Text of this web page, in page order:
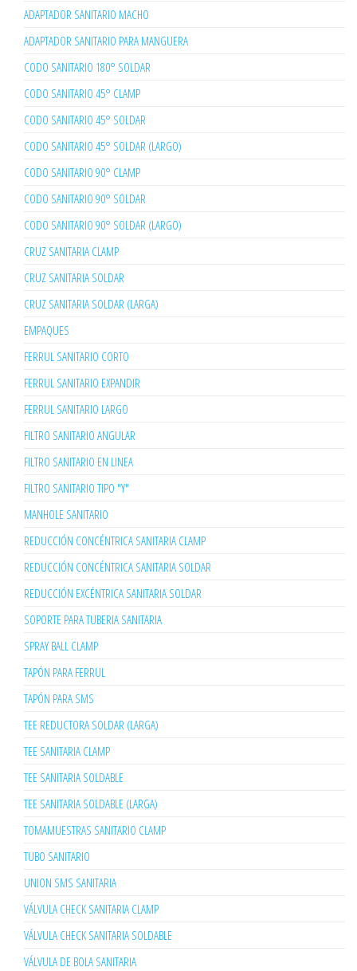
ADAPTADOR SANITARIO MACHO
ADAPTADOR SANITARIO PARA MANGUERA
CODO SANITARIO 180° SOLDAR
CODO SANITARIO 45° CLAMP
CODO SANITARIO 45° SOLDAR
CODO SANITARIO 45° SOLDAR (LARGO)
CODO SANITARIO 90° CLAMP
CODO SANITARIO 90° SOLDAR
CODO SANITARIO 90° SOLDAR (LARGO)
CRUZ SANITARIA CLAMP
CRUZ SANITARIA SOLDAR
CRUZ SANITARIA SOLDAR (LARGA)
EMPAQUES
FERRUL SANITARIO CORTO
FERRUL SANITARIO EXPANDIR
FERRUL SANITARIO LARGO
FILTRO SANITARIO ANGULAR
FILTRO SANITARIO EN LINEA
FILTRO SANITARIO TIPO "Y"
MANHOLE SANITARIO
REDUCCIÓN CONCÉNTRICA SANITARIA CLAMP
REDUCCIÓN CONCÉNTRICA SANITARIA SOLDAR
REDUCCIÓN EXCÉNTRICA SANITARIA SOLDAR
SOPORTE PARA TUBERIA SANITARIA
SPRAY BALL CLAMP
TAPÓN PARA FERRUL
TAPÓN PARA SMS
TEE REDUCTORA SOLDAR (LARGA)
TEE SANITARIA CLAMP
TEE SANITARIA SOLDABLE
TEE SANITARIA SOLDABLE (LARGA)
TOMAMUESTRAS SANITARIO CLAMP
TUBO SANITARIO
UNION SMS SANITARIA
VÁLVULA CHECK SANITARIA CLAMP
VÁLVULA CHECK SANITARIA SOLDABLE
VÁLVULA DE BOLA SANITARIA